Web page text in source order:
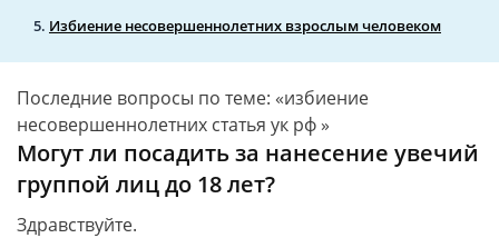
Избиение несовершеннолетних взрослым человеком
Последние вопросы по теме: «избиение
несовершеннолетних статья ук рф »
Могут ли посадить за нанесение увечий
группой лиц до 18 лет?
Здравствуйте.